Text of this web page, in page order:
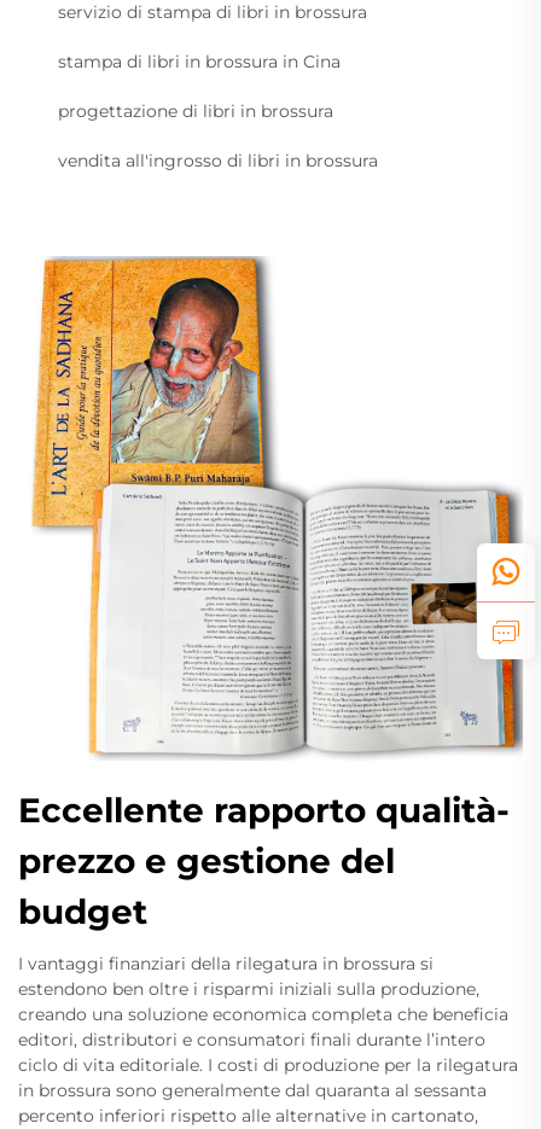
servizio di stampa di libri in brossura
stampa di libri in brossura in Cina
progettazione di libri in brossura
vendita all'ingrosso di libri in brossura
Eccellente rapporto qualità-
prezzo e gestione del
budget
I vantaggi finanziari della rilegatura in brossura si
estendono ben oltre i risparmi iniziali sulla produzione,
creando una soluzione economica completa che beneficia
editori, distributori e consumatori finali durante l’intero
ciclo di vita editoriale. I costi di produzione per la rilegatura
in brossura sono generalmente dal quaranta al sessanta
percento inferiori rispetto alle alternative in cartonato,